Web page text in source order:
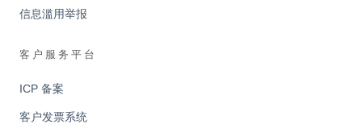
信息滥用举报
客户服务平台
ICP 备案
客户发票系统